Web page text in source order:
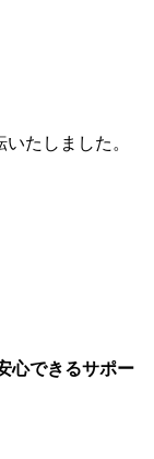
たしました。
心できるサポー